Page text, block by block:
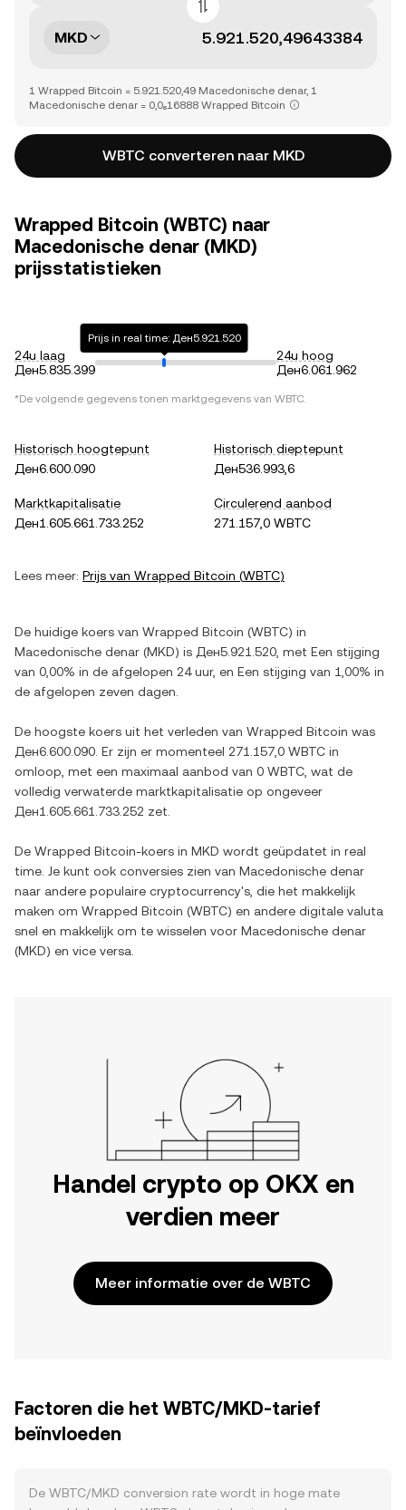
MKD
1 Wrapped Bitcoin = 5.921.520,49 Macedonische denar, 1
Macedonische denar = 0,0₆16888 Wrapped Bitcoin
WBTC converteren naar MKD
Wrapped Bitcoin (WBTC) naar
Macedonische denar (MKD)
prijsstatistieken
24u laag
Ден5.835.399
Prijs in real time: Ден5.921.520
24u hoog
Ден6.061.962
*De volgende gegevens tonen marktgegevens van WBTC.
Historisch hoogtepunt
Ден6.600.090
Historisch dieptepunt
Ден536.993,6
Marktkapitalisatie
Ден1.605.661.733.252
Circulerend aanbod
271.157,0 WBTC
Lees meer: Prijs van Wrapped Bitcoin (WBTC)
De huidige koers van Wrapped Bitcoin (WBTC) in
Macedonische denar (MKD) is Ден5.921.520 , met Een stijging
van 0,00% in de afgelopen 24 uur, en Een stijging van 1,00% in
de afgelopen zeven dagen.
De hoogste koers uit het verleden van Wrapped Bitcoin was
Ден6.600.090 . Er zijn er momenteel 271.157,0 WBTC in
omloop, met een maximaal aanbod van 0 WBTC , wat de
volledig verwaterde marktkapitalisatie op ongeveer
Ден1.605.661.733.252 zet.
De Wrapped Bitcoin-koers in MKD wordt geüpdatet in real
time. Je kunt ook conversies zien van Macedonische denar
naar andere populaire cryptocurrency's, die het makkelijk
maken om Wrapped Bitcoin (WBTC) en andere digitale valuta
snel en makkelijk om te wisselen voor Macedonische denar
(MKD) en vice versa.
Handel crypto op OKX en
verdien meer
Meer informatie over de WBTC
Factoren die het WBTC/MKD-tarief
beïnvloeden
De WBTC/MKD conversion rate wordt in hoge mate